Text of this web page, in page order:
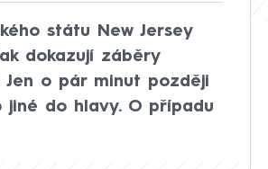
státu New Jersey
dokazují záběry
o pár minut později
jiné do hlavy. O případu